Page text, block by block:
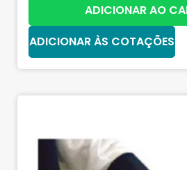
ADICIONAR AO
ADICIONAR ÀS COTAÇÕES